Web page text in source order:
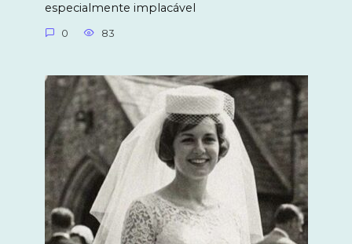
especialmente implacável
0 83